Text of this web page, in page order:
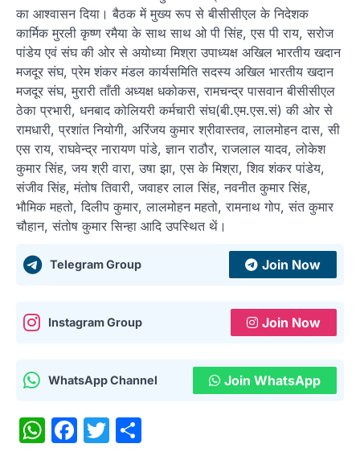
का आश्वासन दिया। बैठक में मुख्य रूप से बीसीसीएल के निदेशक
कार्मिक मुरली कृष्ण रमैया के साथ साथ ओ पी सिंह, एस पी राय, सरोज
पांडेय एवं संघ की ओर से अयोध्या मिश्रा उपाध्यक्ष अखिल भारतीय खदान
मजदूर संघ, प्रेम शंकर मंडल कार्यसमिति सदस्य अखिल भारतीय खदान
मजदूर संघ, मुरारी ताँती अध्यक्ष धकोकस, रामचन्द्र पासवान बीसीसीएल
ठेका प्रभारी, धनबाद कोलियरी कर्मचारी संघ(बी.एम.एस.सं) की ओर से
रामधारी, प्रशांत नियोगी, अरिंजय कुमार श्रीवास्तव, लालमोहन दास, सी
एस राय, राघवेन्द्र नारायण पांडे, ज्ञान राठौर, राजलाल यादव, लोकेश
कुमार सिंह, जय श्री वारा, उषा झा, एस के मिश्रा, शिव शंकर पांडेय,
संजीव सिंह, मंतोष तिवारी, जवाहर लाल सिंह, नवनीत कुमार सिंह,
भौमिक महतो, दिलीप कुमार, लालमोहन महतो, रामनाथ गोप, संत कुमार
चौहान, संतोष कुमार सिन्हा आदि उपस्थित थें।
Telegram Group Join Now
Instagram Group Join Now
WhatsApp Channel Join WhatsApp
WhatsApp
Facebook
Twitter